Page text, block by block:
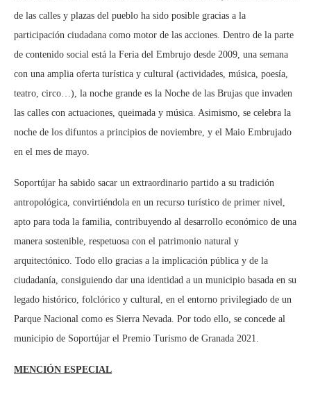
de las calles y plazas del pueblo ha sido posible gracias a la
participación ciudadana como motor de las acciones. Dentro de la parte
de contenido social está la Feria del Embrujo desde 2009, una semana
con una amplia oferta turística y cultural (actividades, música, poesía,
teatro, circo…), la noche grande es la Noche de las Brujas que invaden
las calles con actuaciones, queimada y música. Asimismo, se celebra la
noche de los difuntos a principios de noviembre, y el Maio Embrujado
en el mes de mayo.
Soportújar ha sabido sacar un extraordinario partido a su tradición
antropológica, convirtiéndola en un recurso turístico de primer nivel,
apto para toda la familia, contribuyendo al desarrollo económico de una
manera sostenible, respetuosa con el patrimonio natural y
arquitectónico. Todo ello gracias a la implicación pública y de la
ciudadanía, consiguiendo dar una identidad a un municipio basada en su
legado histórico, folclórico y cultural, en el entorno privilegiado de un
Parque Nacional como es Sierra Nevada. Por todo ello, se concede al
municipio de Soportújar el Premio Turismo de Granada 2021.
MENCIÓN ESPECIAL